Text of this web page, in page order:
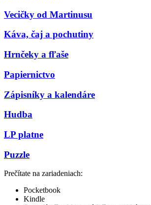
Vecičky od Martinusu
Káva, čaj a pochutiny
Hrnčeky a fľaše
Papiernictvo
Zápisníky a kalendáre
Hudba
LP platne
Puzzle
Prečítate na zariadeniach:
Pocketbook
Kindle